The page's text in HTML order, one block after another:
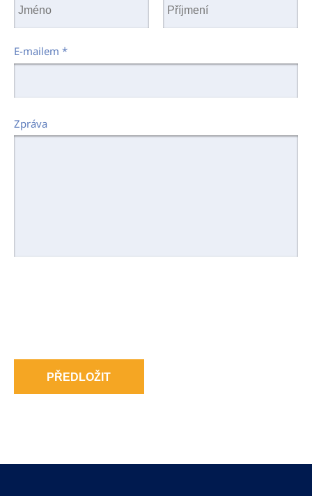
E-mailem *
Zpráva
PŘEDLOŽIT